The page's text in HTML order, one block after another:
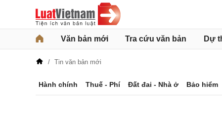
Văn bản mới Tra cứu văn bản Dự
Tin văn bản mới
Hành chính Thuế - Phí Đất đai - Nhà ở Bảo hiểm